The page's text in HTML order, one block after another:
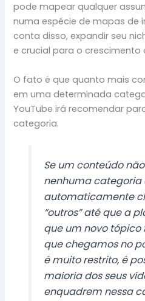
pode mapear qualquer
numa espécie de mapas de
conta disso, expandir seu
e crucial para o crescimento
O fato é que quanto mais
em uma determinada
YouTube irá recomendar
categoria.
Se um conteúdo
nenhuma categoria
automaticamente
“outros” até que a
que um novo tópico
que chegamos no
é muito restrito, é
maioria dos seus
enquadrem nessa